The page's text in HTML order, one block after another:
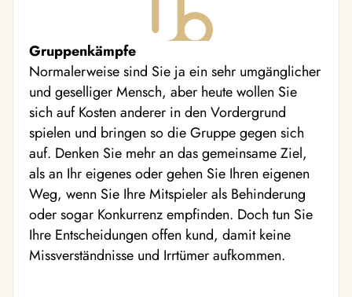
Gruppenkämpfe
Normalerweise sind Sie ja ein sehr umgänglicher
und geselliger Mensch, aber heute wollen Sie
sich auf Kosten anderer in den Vordergrund
spielen und bringen so die Gruppe gegen sich
auf. Denken Sie mehr an das gemeinsame Ziel,
als an Ihr eigenes oder gehen Sie Ihren eigenen
Weg, wenn Sie Ihre Mitspieler als Behinderung
oder sogar Konkurrenz empfinden. Doch tun Sie
Ihre Entscheidungen offen kund, damit keine
Missverständnisse und Irrtümer aufkommen.